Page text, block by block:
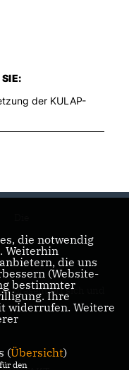
der KULAP-
präsentiert sich und
die notwendig
Weiterhin
die uns
(Website-
bestimmter
Ihre
widerrufen. Weitere
(Übersicht)
den